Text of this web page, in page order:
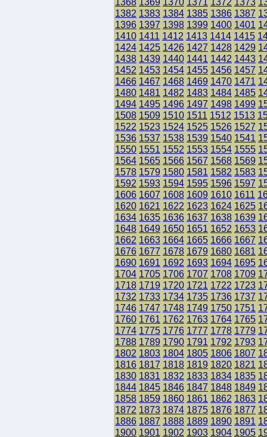
1382 1383 1384 1385 1386 1387
1396 1397 1398 1399 1400 1401
1410 1411 1412 1413 1414 1415
1424 1425 1426 1427 1428 1429
1438 1439 1440 1441 1442 1443
1452 1453 1454 1455 1456 1457
1466 1467 1468 1469 1470 1471
1480 1481 1482 1483 1484 1485
1494 1495 1496 1497 1498 1499
1508 1509 1510 1511 1512 1513
1522 1523 1524 1525 1526 1527
1536 1537 1538 1539 1540 1541
1550 1551 1552 1553 1554 1555
1564 1565 1566 1567 1568 1569
1578 1579 1580 1581 1582 1583
1592 1593 1594 1595 1596 1597
1606 1607 1608 1609 1610 1611
1620 1621 1622 1623 1624 1625
1634 1635 1636 1637 1638 1639
1648 1649 1650 1651 1652 1653
1662 1663 1664 1665 1666 1667
1676 1677 1678 1679 1680 1681
1690 1691 1692 1693 1694 1695
1704 1705 1706 1707 1708 1709
1718 1719 1720 1721 1722 1723
1732 1733 1734 1735 1736 1737
1746 1747 1748 1749 1750 1751
1760 1761 1762 1763 1764 1765
1774 1775 1776 1777 1778 1779
1788 1789 1790 1791 1792 1793
1802 1803 1804 1805 1806 1807
1816 1817 1818 1819 1820 1821
1830 1831 1832 1833 1834 1835
1844 1845 1846 1847 1848 1849
1858 1859 1860 1861 1862 1863
1872 1873 1874 1875 1876 1877
1886 1887 1888 1889 1890 1891
1900 1901 1902 1903 1904 1905